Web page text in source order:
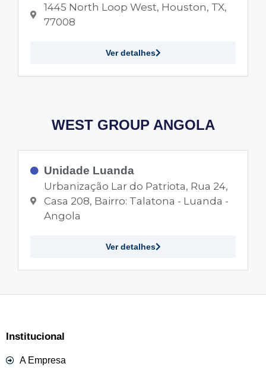
1445 North Loop West, Houston, TX,
77008
Ver detalhes
WEST GROUP ANGOLA
Unidade Luanda
Urbanização Lar do Patriota, Rua 24,
Casa 208, Bairro: Talatona - Luanda -
Angola
Ver detalhes
Institucional
A Empresa